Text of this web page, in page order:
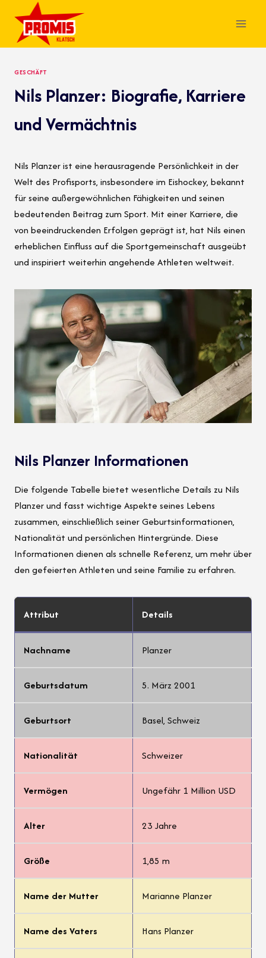
content
GESCHÄFT
Nils Planzer: Biografie, Karriere
und Vermächtnis
Nils Planzer ist eine herausragende Persönlichkeit in der
Welt des Profisports, insbesondere im Eishockey, bekannt
für seine außergewöhnlichen Fähigkeiten und seinen
bedeutenden Beitrag zum Sport. Mit einer Karriere, die
von beeindruckenden Erfolgen geprägt ist, hat Nils einen
erheblichen Einfluss auf die Sportgemeinschaft ausgeübt
und inspiriert weiterhin angehende Athleten weltweit.
Nils Planzer Informationen
Die folgende Tabelle bietet wesentliche Details zu Nils
Planzer und fasst wichtige Aspekte seines Lebens
zusammen, einschließlich seiner Geburtsinformationen,
Nationalität und persönlichen Hintergründe. Diese
Informationen dienen als schnelle Referenz, um mehr über
den gefeierten Athleten und seine Familie zu erfahren.
Attribut Details
Nachname Planzer
Geburtsdatum 5. März 2001
Geburtsort Basel, Schweiz
Nationalität Schweizer
Vermögen Ungefähr 1 Million USD
Alter 23 Jahre
Größe 1,85 m
Name der Mutter Marianne Planzer
Name des Vaters Hans Planzer